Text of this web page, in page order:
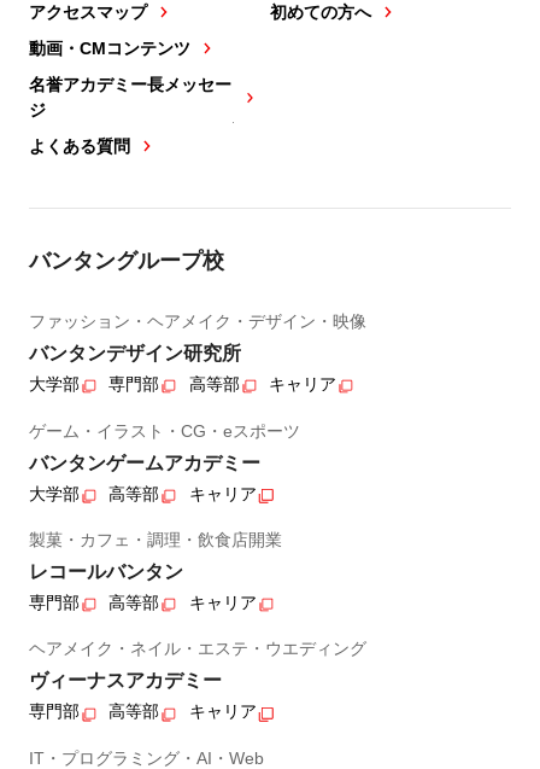
アクセスマップ
動画・CMコンテンツ
名誉アカデミー長メッセー
ジ
よくある質問
初めての方へ
バンタングループ校
ファッション・ヘアメイク・デザイン・映像
バンタンデザイン研究所
大学部 専門部 高等部 キャリア
ゲーム・イラスト・CG・eスポーツ
バンタンゲームアカデミー
大学部 高等部 キャリア
製菓・カフェ・調理・飲食店開業
レコールバンタン
専門部 高等部 キャリア
ヘアメイク・ネイル・エステ・ウエディング
ヴィーナスアカデミー
専門部 高等部 キャリア
IT・プログラミング・AI・Web